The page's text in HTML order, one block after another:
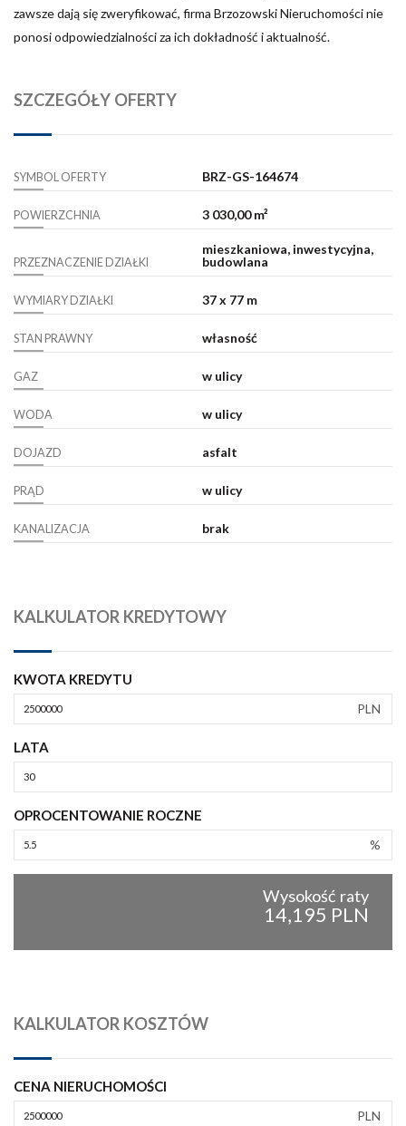
zawsze dają się zweryfikować, firma Brzozowski Nieruchomości nie
ponosi odpowiedzialności za ich dokładność i aktualność.
SZCZEGÓŁY OFERTY
SYMBOL OFERTY BRZ-GS-164674
POWIERZCHNIA 3 030,00 m²
PRZEZNACZENIE DZIAŁKI
mieszkaniowa, inwestycyjna,
budowlana
WYMIARY DZIAŁKI 37 x 77 m
STAN PRAWNY własność
GAZ w ulicy
WODA w ulicy
DOJAZD asfalt
PRĄD w ulicy
KANALIZACJA brak
KALKULATOR KREDYTOWY
KWOTA KREDYTU
PLN
LATA
OPROCENTOWANIE ROCZNE
%
Wysokość raty
14,195 PLN
KALKULATOR KOSZTÓW
CENA NIERUCHOMOŚCI
PLN